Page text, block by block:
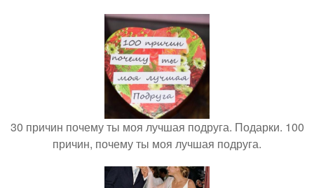
30 причин почему ты моя лучшая подруга. Подарки. 100
причин, почему ты моя лучшая подруга.